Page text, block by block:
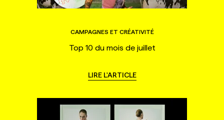
CAMPAGNES ET CRÉATIVITÉ
Top 10 du mois de juillet
LIRE L'ARTICLE